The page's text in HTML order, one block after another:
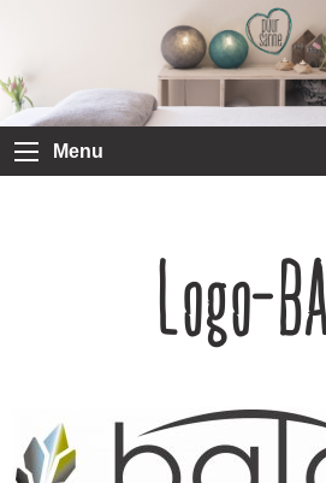
Menu
Logo-